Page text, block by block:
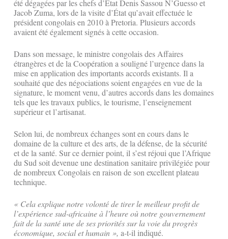
été dégagées par les chefs d’État Denis Sassou N’Guesso et
Jacob Zuma, lors de la visite d’État qu’avait effectuée le
président congolais en 2010 à Pretoria. Plusieurs accords
avaient été également signés à cette occasion.
Dans son message, le ministre congolais des Affaires
étrangères et de la Coopération a souligné l’urgence dans la
mise en application des importants accords existants. Il a
souhaité que des négociations soient engagées en vue de la
signature, le moment venu, d’autres accords dans les domaines
tels que les travaux publics, le tourisme, l’enseignement
supérieur et l’artisanat.
Selon lui, de nombreux échanges sont en cours dans le
domaine de la culture et des arts, de la défense, de la sécurité
et de la santé. Sur ce dernier point, il s’est réjoui que l’Afrique
du Sud soit devenue une destination sanitaire privilégiée pour
de nombreux Congolais en raison de son excellent plateau
technique.
« Cela explique notre volonté de tirer le meilleur profit de
l’expérience sud-africaine à l’heure où notre gouvernement
fait de la santé une de ses priorités sur la voie du progrès
économique, social et humain », a-t-il indiqué.